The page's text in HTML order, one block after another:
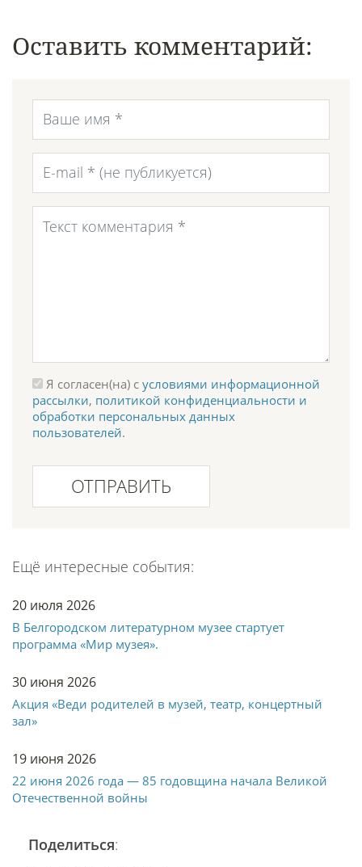
Оставить комментарий:
Я согласен(на) с условиями информационной
рассылки, политикой конфиденциальности и
обработки персональных данных
пользователей.
ОТПРАВИТЬ
Ещё интересные события:
20 июля 2026
В Белгородском литературном музее стартует
программа «Мир музея».
30 июня 2026
Акция «Веди родителей в музей, театр, концертный
зал»
19 июня 2026
22 июня 2026 года — 85 годовщина начала Великой
Отечественной войны
Поделиться: